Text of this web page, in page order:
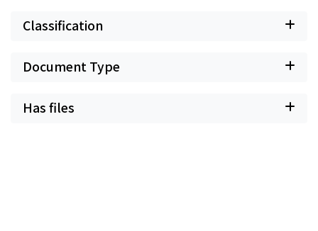
Classification
Document Type
Has files